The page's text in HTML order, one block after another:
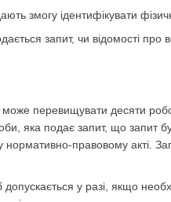
змогу ідентифікувати
запит, чи відомості
перевищувати десяти
яка подає запит, що запит
нормативно-правовому акті.
у разі, якщо